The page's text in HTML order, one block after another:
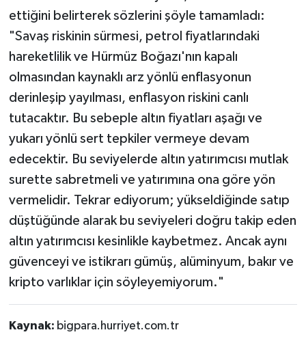
ettiğini belirterek sözlerini şöyle tamamladı:
"Savaş riskinin sürmesi, petrol fiyatlarındaki
hareketlilik ve Hürmüz Boğazı'nın kapalı
olmasından kaynaklı arz yönlü enflasyonun
derinleşip yayılması, enflasyon riskini canlı
tutacaktır. Bu sebeple altın fiyatları aşağı ve
yukarı yönlü sert tepkiler vermeye devam
edecektir. Bu seviyelerde altın yatırımcısı mutlak
surette sabretmeli ve yatırımına ona göre yön
vermelidir. Tekrar ediyorum; yükseldiğinde satıp
düştüğünde alarak bu seviyeleri doğru takip eden
altın yatırımcısı kesinlikle kaybetmez. Ancak aynı
güvenceyi ve istikrarı gümüş, alüminyum, bakır ve
kripto varlıklar için söyleyemiyorum."
Kaynak: bigpara.hurriyet.com.tr